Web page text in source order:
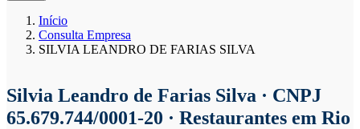
Início
Consulta Empresa
SILVIA LEANDRO DE FARIAS SILVA
Silvia Leandro de Farias Silva · CNPJ
65.679.744/0001-20 · Restaurantes em Rio